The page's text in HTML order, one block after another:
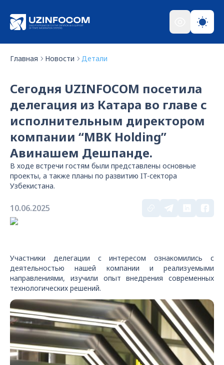
Главная Новости Детали
Сегодня UZINFOCOM посетила
делегация из Катара во главе с
исполнительным директором
компании “MBK Holding”
Авинашем Дешпанде.
В ходе встречи гостям были представлены основные
проекты, а также планы по развитию IT-сектора
Узбекистана.
10.06.2025
Участники делегации с интересом ознакомились с
деятельностью нашей компании и реализуемыми
направлениями, изучили опыт внедрения современных
технологических решений.